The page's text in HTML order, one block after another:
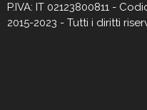
P.IVA: IT 02123800811 -
2015-2023 - Tutti i diritti